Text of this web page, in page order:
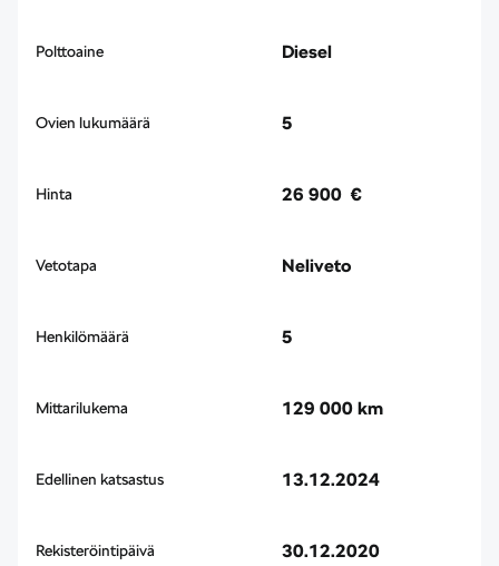
Polttoaine Diesel
Ovien lukumäärä 5
Hinta 26 900 €
Vetotapa Neliveto
Henkilömäärä 5
Mittarilukema 129 000 km
Edellinen katsastus 13.12.2024
Rekisteröintipäivä 30.12.2020